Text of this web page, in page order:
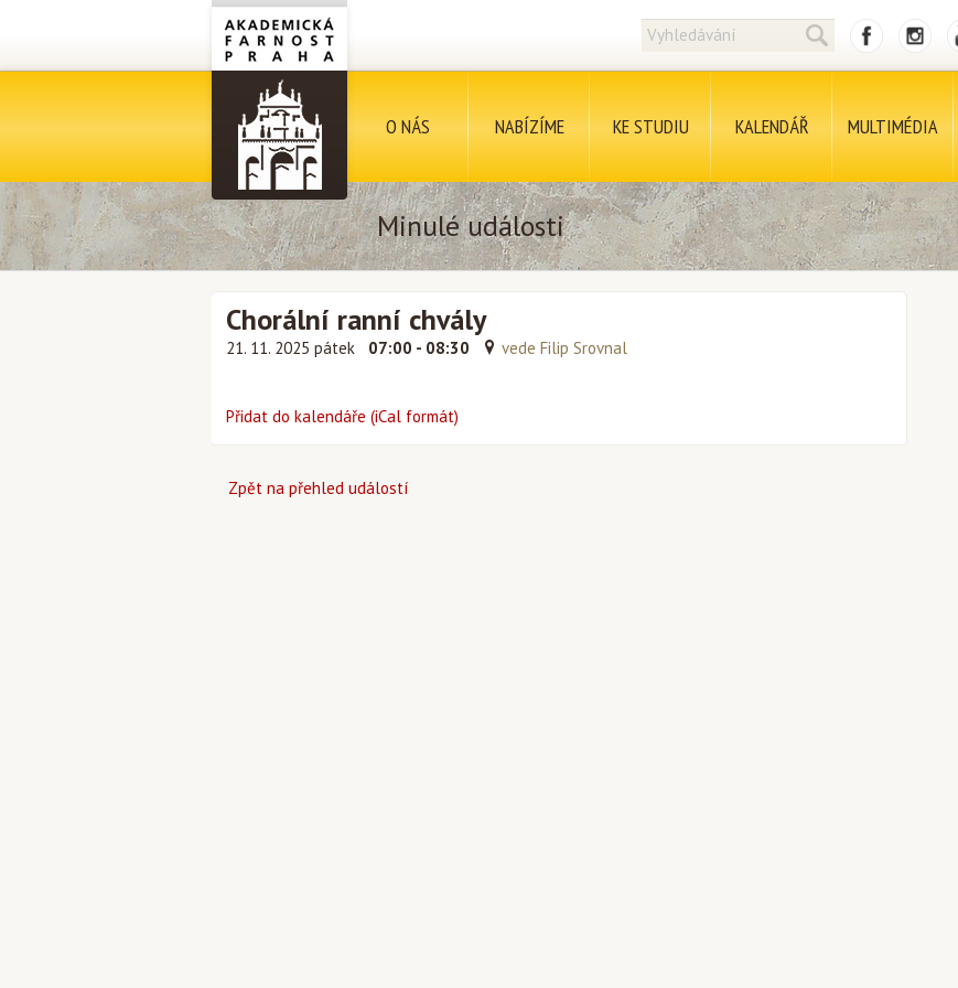
O NÁS NABÍZÍME KE STUDIU KALENDÁŘ MULTIMÉDIA
Minulé události
Chorální ranní chvály
21. 11. 2025 pátek 07:00 - 08:30 vede Filip Srovnal
Přidat do kalendáře (iCal formát)
Zpět na přehled událostí